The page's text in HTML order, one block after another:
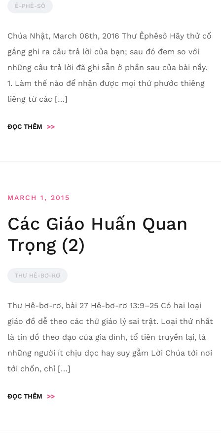
Ê-PHÊ-SÔ
Chúa Nhật, March 06th, 2016 Thư Êphêsô Hãy thử cố
gắng ghi ra câu trả lời của bạn; sau đó đem so với
những câu trả lời đã ghi sẵn ở phần sau của bài nầy.
1. Làm thế nào để nhận được mọi thứ phước thiêng
liêng từ các […]
ĐỌC THÊM >>
MARCH 1, 2015
Các Giáo Huấn Quan
Trọng (2)
THƯ HÊ-BƠ-RƠ
Thư Hê-bơ-rơ, bài 27 Hê-bơ-rơ 13:9–25 Có hai loại
giáo đồ dễ theo các thứ giáo lý sai trật. Loại thứ nhất
là tín đồ theo đạo của gia đình, tổ tiên truyền lại, là
những người ít chịu đọc hay suy gẫm Lời Chúa tới nơi
tới chốn, chỉ […]
ĐỌC THÊM >>